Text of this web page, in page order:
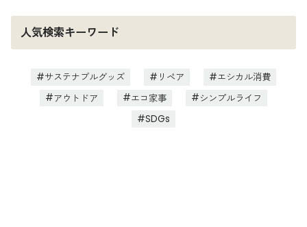
人気検索キーワード
サステナブルグッズ リペア
エシカル消費
アウトドア
エコ家事
シンプルライフ
SDGs